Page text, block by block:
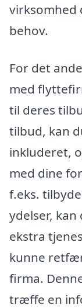
virksomhed
behov.
For det
med
til deres
tilbud, kan
inkluderet,
med dine
f.eks.
ydelser,
ekstra
kunne
firma.
træffe en